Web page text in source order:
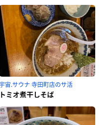
宇宙.サウナ 寺田町店のサ活
トミオ煮干しそば